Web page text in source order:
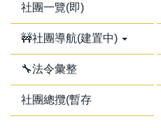
社團一覽(即)
🚧社團導航(建置中)
🔧法令彙整
社團總攬(暫存